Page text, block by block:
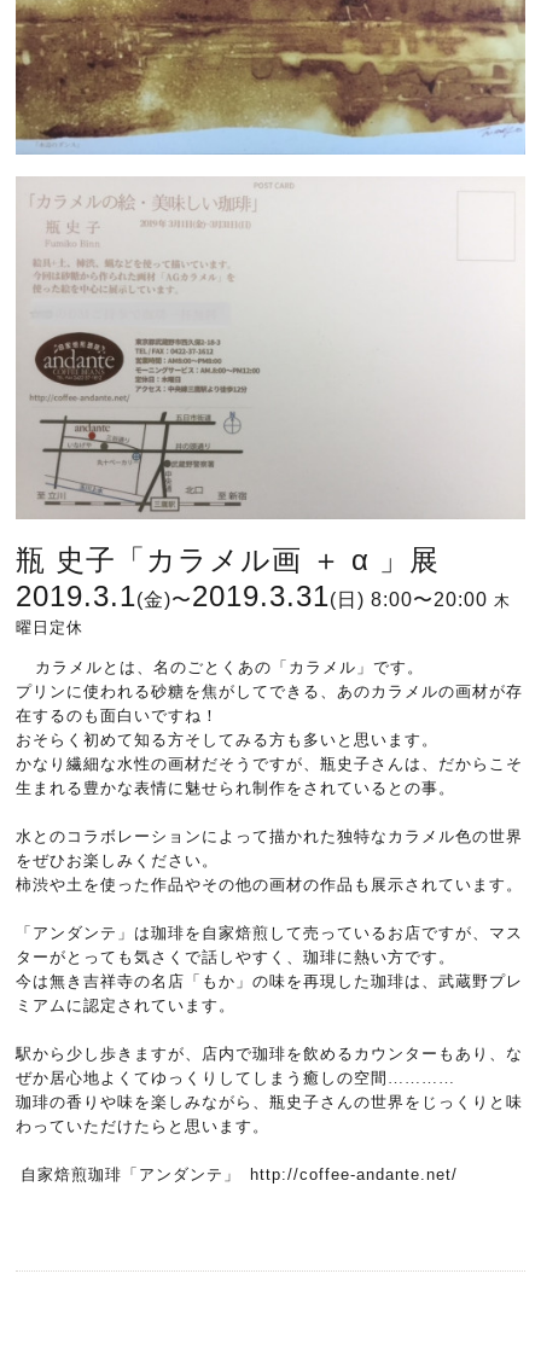
瓶 史子「カラメル画 ＋ α 」展
2019.3.1(金)〜2019.3.31( 日) 8:00〜20:00 木
曜日定休
カラメルとは、名のごとくあの「カラメル」です。
プリンに使われる砂糖を焦がしてできる、あのカラメルの画材が存
在するのも面白いですね！
おそらく初めて知る方そしてみる方も多いと思います。
かなり繊細な水性の画材だそうですが、瓶史子さんは、だからこそ
生まれる豊かな表情に魅せられ制作をされているとの事。
水とのコラボレーションによって描かれた独特なカラメル色の世界
をぜひお楽しみください。
柿渋や土を使った作品やその他の画材の作品も展示されています。
「アンダンテ」は珈琲を自家焙煎して売っているお店ですが、マス
ターがとっても気さくで話しやすく、珈琲に熱い方です。
今は無き吉祥寺の名店「もか」の味を再現した珈琲は、武蔵野プレ
ミアムに認定されています。
駅から少し歩きますが、店内で珈琲を飲めるカウンターもあり、な
ぜか居心地よくてゆっくりしてしまう癒しの空間…………
珈琲の香りや味を楽しみながら、瓶史子さんの世界をじっくりと味
わっていただけたらと思います。
自家焙煎珈琲「アンダンテ」 http://coffee-andante.net/